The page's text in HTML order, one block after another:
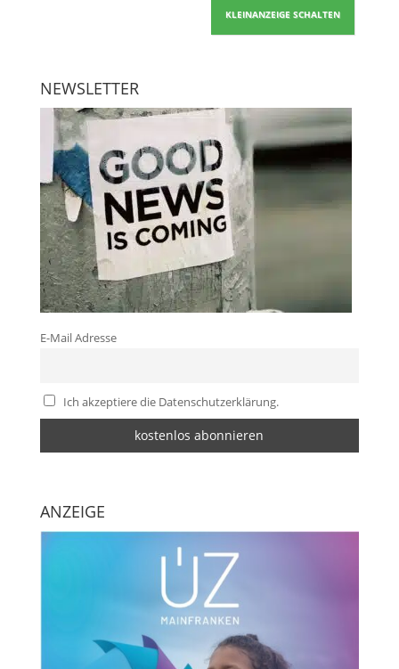
KLEINANZEIGE SCHALTEN
NEWSLETTER
E-Mail Adresse
Ich akzeptiere die Datenschutzerklärung.
ANZEIGE